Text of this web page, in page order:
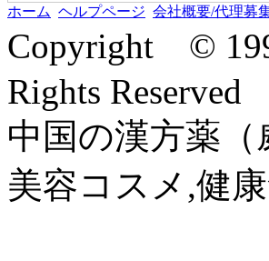
ホーム ヘルプページ 会社概要/代理募
Copyright ©
Rights Reserved
中国の漢方薬
美容コスメ,健